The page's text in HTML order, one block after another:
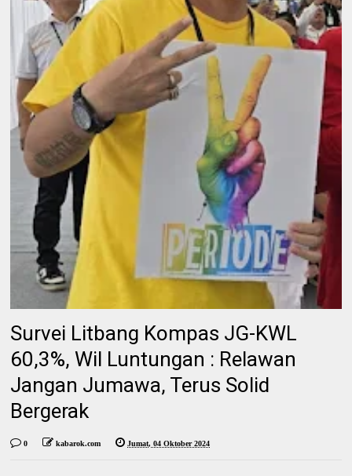
Survei Litbang Kompas JG-KWL
60,3%, Wil Luntungan : Relawan
Jangan Jumawa, Terus Solid
Bergerak
0 kabarok.com Jumat, 04 Oktober 2024